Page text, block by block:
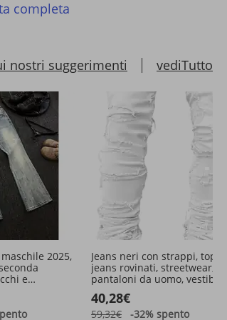
completa
nostri suggerimenti vediTutto
2025,
e
lavati al
americani da
Jeans neri con strappi, toppe,
jeans rovinati, streetwear,
pantaloni da uomo, vestibilità
slim casual
40,28€
59,32€ -32% spento